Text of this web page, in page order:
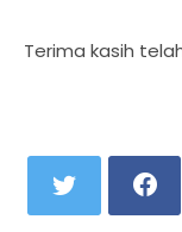
Terima kasih